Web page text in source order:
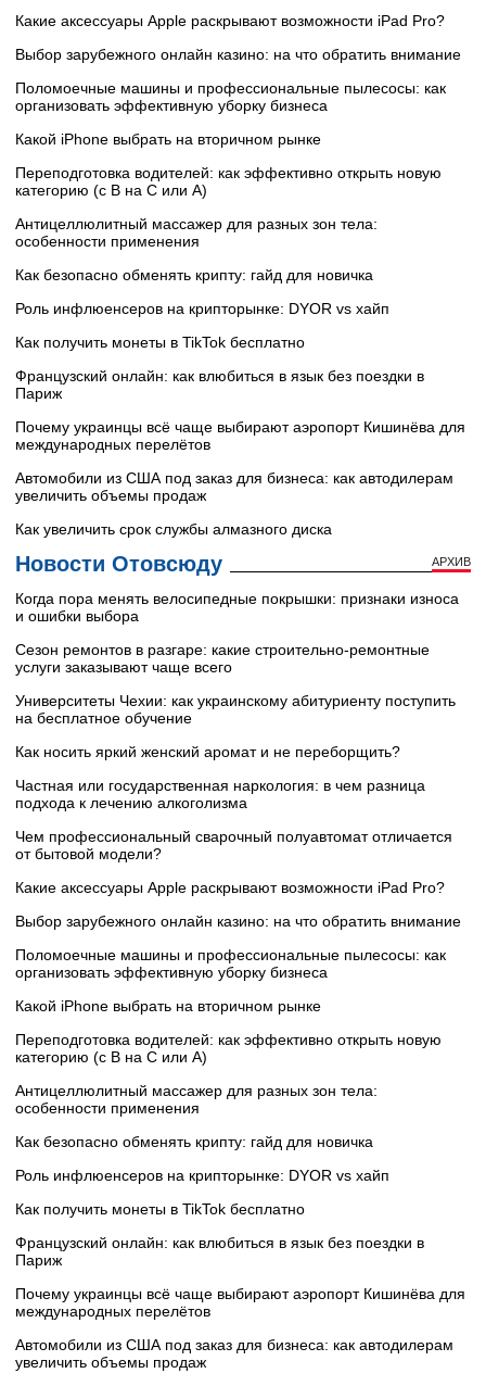
Какие аксессуары Apple раскрывают возможности iPad Pro?
Выбор зарубежного онлайн казино: на что обратить внимание
Поломоечные машины и профессиональные пылесосы: как
организовать эффективную уборку бизнеса
Какой iPhone выбрать на вторичном рынке
Переподготовка водителей: как эффективно открыть новую
категорию (с B на C или А)
Антицеллюлитный массажер для разных зон тела:
особенности применения
Как безопасно обменять крипту: гайд для новичка
Роль инфлюенсеров на крипторынке: DYOR vs хайп
Как получить монеты в TikTok бесплатно
Французский онлайн: как влюбиться в язык без поездки в
Париж
Почему украинцы всё чаще выбирают аэропорт Кишинёва для
международных перелётов
Автомобили из США под заказ для бизнеса: как автодилерам
увеличить объемы продаж
Как увеличить срок службы алмазного диска
Новости Отовсюду АРХИВ
Когда пора менять велосипедные покрышки: признаки износа
и ошибки выбора
Сезон ремонтов в разгаре: какие строительно-ремонтные
услуги заказывают чаще всего
Университеты Чехии: как украинскому абитуриенту поступить
на бесплатное обучение
Как носить яркий женский аромат и не переборщить?
Частная или государственная наркология: в чем разница
подхода к лечению алкоголизма
Чем профессиональный сварочный полуавтомат отличается
от бытовой модели?
Какие аксессуары Apple раскрывают возможности iPad Pro?
Выбор зарубежного онлайн казино: на что обратить внимание
Поломоечные машины и профессиональные пылесосы: как
организовать эффективную уборку бизнеса
Какой iPhone выбрать на вторичном рынке
Переподготовка водителей: как эффективно открыть новую
категорию (с B на C или А)
Антицеллюлитный массажер для разных зон тела:
особенности применения
Как безопасно обменять крипту: гайд для новичка
Роль инфлюенсеров на крипторынке: DYOR vs хайп
Как получить монеты в TikTok бесплатно
Французский онлайн: как влюбиться в язык без поездки в
Париж
Почему украинцы всё чаще выбирают аэропорт Кишинёва для
международных перелётов
Автомобили из США под заказ для бизнеса: как автодилерам
увеличить объемы продаж